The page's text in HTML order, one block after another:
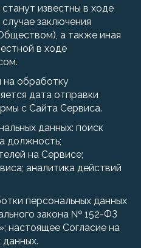
известны в ходе
заключения
а также иная
в ходе
на обработку
дата отправки
с Сайта Сервиса.
данных: поиск
должность;
на Сервисе;
аналитика действий
персональных данных
закона № 152-ФЗ
настоящее Согласие на